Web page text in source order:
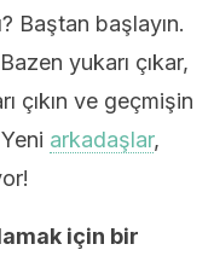
Baştan başlayın.
yukarı çıkar,
çıkın ve geçmişin
arkadaşlar,
için bir